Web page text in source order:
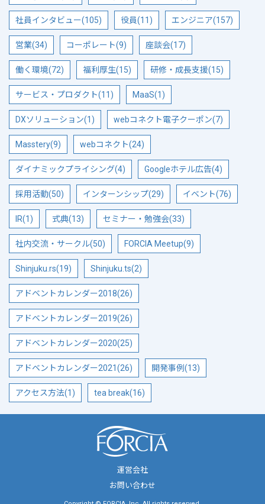
社員インタビュー(105) 役員(11) エンジニア(157)
営業(34) コーポレート(9) 座談会(17)
働く環境(72) 福利厚生(15) 研修・成長支援(15)
サービス・プロダクト(11) MaaS(1)
DXソリューション(1) webコネクト電子クーポン(7)
Masstery(9) webコネクト(24)
ダイナミックプライシング(4) Googleホテル広告(4)
採用活動(50) インターンシップ(29) イベント(76)
IR(1) 式典(13) セミナー・勉強会(33)
社内交流・サークル(50) FORCIA Meetup(9)
Shinjuku.rs(19) Shinjuku.ts(2)
アドベントカレンダー2018(26)
アドベントカレンダー2019(26)
アドベントカレンダー2020(25)
アドベントカレンダー2021(26) 開発事例(13)
アクセス方法(1) tea break(16)
運営会社
お問い合わせ